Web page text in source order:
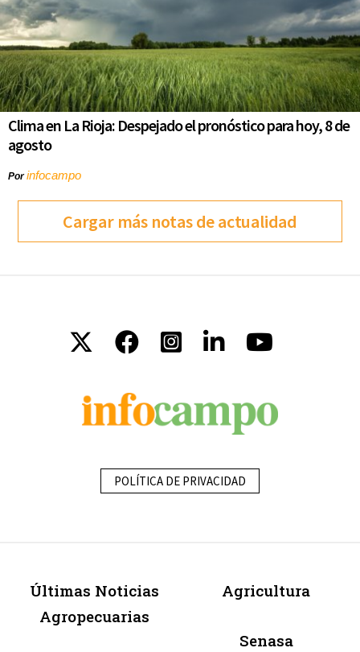
Clima en La Rioja: Despejado el pronóstico para hoy, 8 de
agosto
Porinfocampo
Cargar más notas de actualidad
POLÍTICA DE PRIVACIDAD
Últimas Noticias
Agropecuarias
Agricultura
Senasa